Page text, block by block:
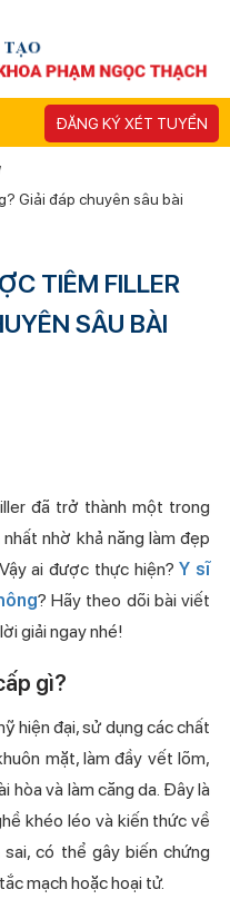
ĐĂNG KÝ XÉT TUYỂN
Giải đáp chuyên sâu bài
TIÊM FILLER
SÂU BÀI
đã trở thành một trong
nhờ khả năng làm đẹp
ai được thực hiện?Y sĩ
? Hãy theo dõi bài viết
giải ngay nhé!
gì?
hiện đại, sử dụng các chất
mặt, làm đầy vết lõm,
hòa và làm căng da. Đây là
khéo léo và kiến thức về
có thể gây biến chứng
mạch hoặc hoại tử.